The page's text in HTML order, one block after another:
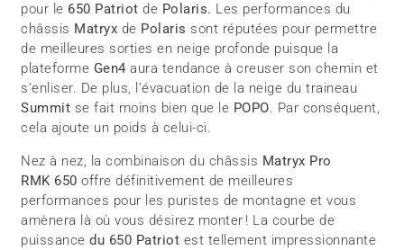
pour le 650 Patriot de Polaris. Les performances du
châssis Matryx de Polaris sont réputées pour permettre
de meilleures sorties en neige profonde puisque la
plateforme Gen4aura tendance à creuser son chemin et
s’enliser. De plus, l’évacuation de la neige du traineau
Summit se fait moins bien que le POPO. Par conséquent,
cela ajoute un poids à celui-ci.
Nez à nez, la combinaison du châssis Matryx Pro
RMK 650 offre définitivement de meilleures
performances pour les puristes de montagne et vous
amènera là où vous désirez monter ! La courbe de
puissancedu 650 Patriot est tellement impressionnante